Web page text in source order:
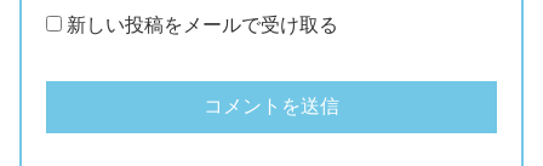
新しい投稿をメールで受け取る